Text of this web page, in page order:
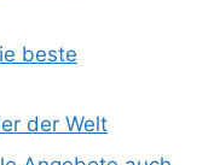
beste
der Welt